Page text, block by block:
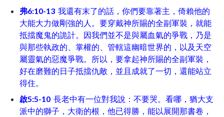
弗6:10-13 我還有末了的話，你們要靠著主，倚賴他的
大能大力做剛強的人。要穿戴神所賜的全副軍裝，就能
抵擋魔鬼的詭計。因我們並不是與屬血氣的爭戰，乃是
與那些執政的、掌權的、管轄這幽暗世界的，以及天空
屬靈氣的惡魔爭戰。所以，要拿起神所賜的全副軍裝，
好在磨難的日子抵擋仇敵，並且成就了一切，還能站立
得住。
啟5:5-10 長老中有一位對我說：不要哭。看哪，猶大支
派中的獅子，大衛的根，他已得勝，能以展開那書卷，